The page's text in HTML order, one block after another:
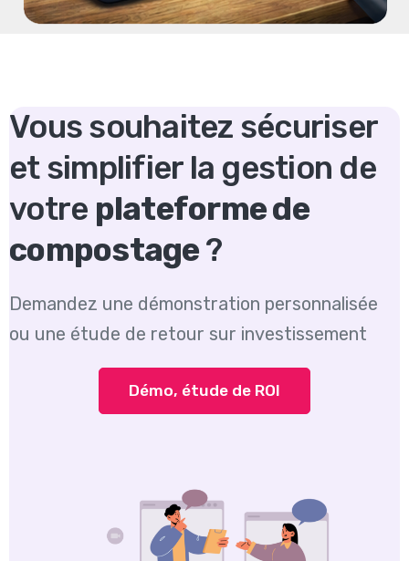
Vous souhaitez sécuriser
et simplifier la gestion de
votre plateforme de
compostage?
Demandez une démonstration personnalisée
ou une étude de retour sur investissement
Démo, étude de ROI